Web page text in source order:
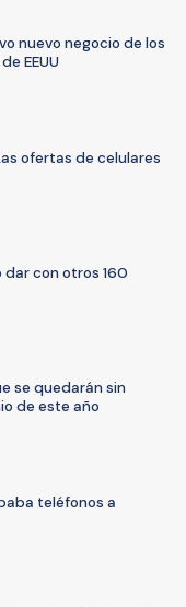
nuevo negocio de los
EEUU
ofertas de celulares
con otros 160
se quedarán sin
de este año
teléfonos a